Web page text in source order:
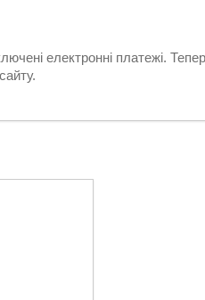
електронні платежі.